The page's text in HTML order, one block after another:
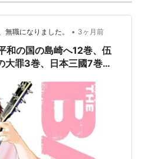
、
ン
徴。解散コンサートは「ラ
ーティン・スコセッシ監督の
ク・ロックというジャンルを
ちであるが、リズムセクショ
い。最近（2000年以降）で
オン・ヘルムがノラ・ジョー
職になりました。 • 3ヶ月前
和の国の島崎へ12巻、伍
大罪3巻、日本三國7巻、
してください！2巻、
キートン4～5巻読了